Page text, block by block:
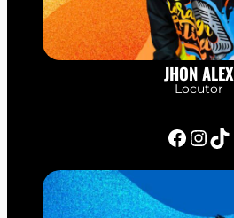
JHON ALEX
Locutor
Facebook InstagramTikTok